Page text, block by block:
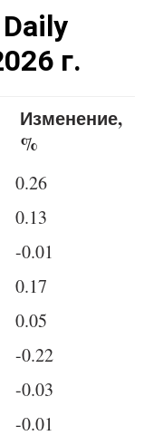
г.
Изменение,
%
0.26
0.13
-0.01
0.17
0.05
-0.22
-0.03
-0.01